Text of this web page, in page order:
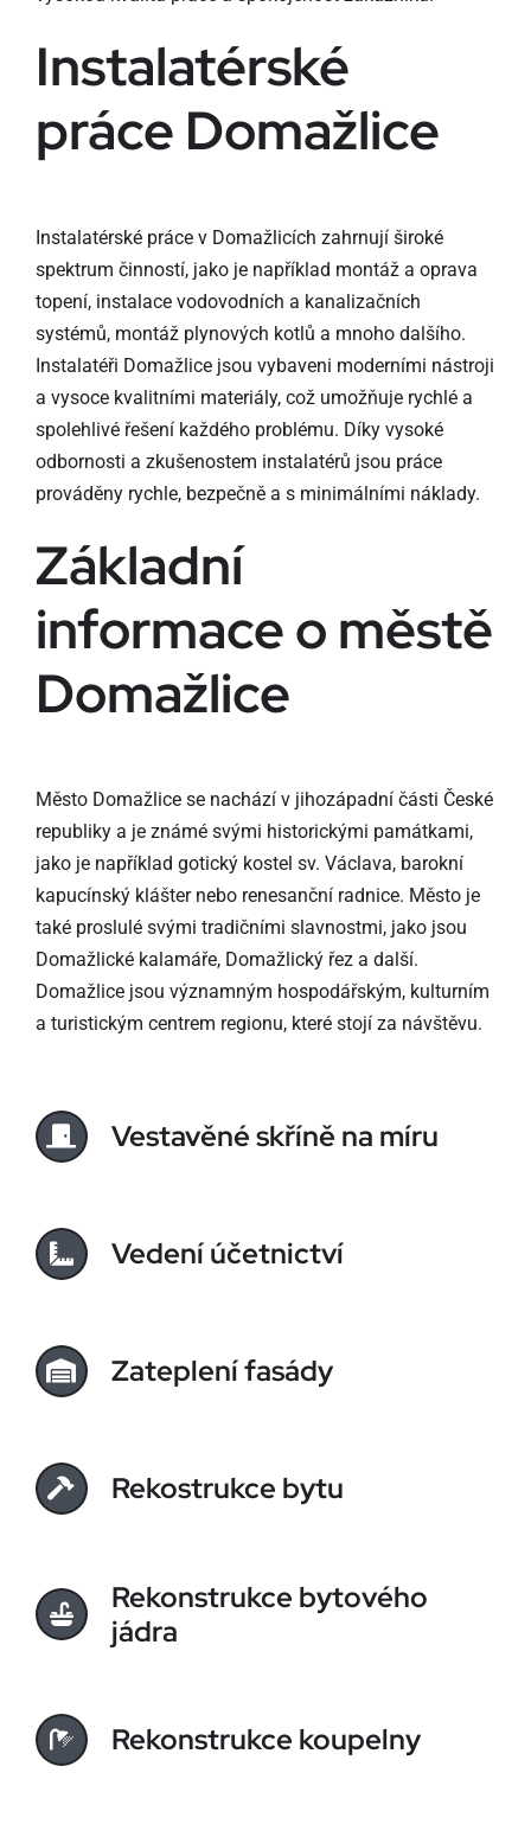
Instalatérské
práce Domažlice
Instalatérské práce v Domažlicích zahrnují široké
spektrum činností, jako je například montáž a oprava
topení, instalace vodovodních a kanalizačních
systémů, montáž plynových kotlů a mnoho dalšího.
Instalatéři Domažlice jsou vybaveni moderními nástroji
a vysoce kvalitními materiály, což umožňuje rychlé a
spolehlivé řešení každého problému. Díky vysoké
odbornosti a zkušenostem instalatérů jsou práce
prováděny rychle, bezpečně a s minimálními náklady.
Základní
informace o městě
Domažlice
Město Domažlice se nachází v jihozápadní části České
republiky a je známé svými historickými památkami,
jako je například gotický kostel sv. Václava, barokní
kapucínský klášter nebo renesanční radnice. Město je
také proslulé svými tradičními slavnostmi, jako jsou
Domažlické kalamáře, Domažlický řez a další.
Domažlice jsou významným hospodářským, kulturním
a turistickým centrem regionu, které stojí za návštěvu.
Vestavěné skříně na míru
Vedení účetnictví
Zateplení fasády
Rekostrukce bytu
Rekonstrukce bytového
jádra
Rekonstrukce koupelny